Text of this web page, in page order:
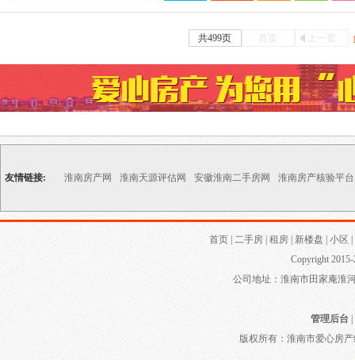
共499页 首页 上一页
友情链接: 淮南房产网 淮南天源评估网 安徽淮南二手房网 淮南房产核验平台
首页 二手房 租房 新楼盘 小区
Copyright
公司地址：淮南市田家庵淮
管理后台|
版权所有：淮南市爱心房